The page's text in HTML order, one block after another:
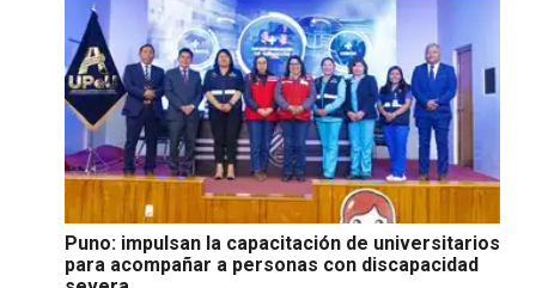
Puno: impulsan la capacitación de universitarios
para acompañar a personas con discapacidad